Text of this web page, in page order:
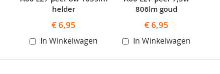
helder
€ 6,95
In Winkelwagen
806lm goud
€ 6,95
In Winkelwagen